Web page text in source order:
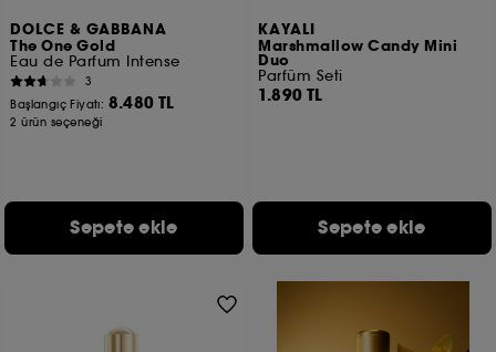
DOLCE & GABBANA
The One Gold
Eau de Parfum Intense
3
Başlangıç Fiyatı: 8.480 TL
2 ürün seçeneği
Sepete ekle
KAYALI
Marshmallow Candy Mini
Duo
Parfüm Seti
1.890 TL
Sepete ekle